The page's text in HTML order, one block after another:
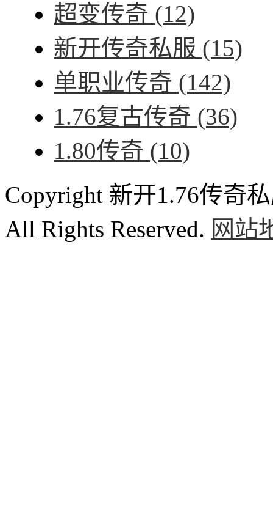
超变传奇 (12)
新开传奇私服 (15)
单职业传奇 (142)
1.76复古传奇 (36)
1.80传奇 (10)
Copyright 新开1.76传奇
All Rights Reserved. 网站